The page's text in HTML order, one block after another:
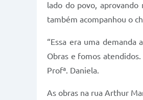
lado do povo, aprovando
também acompanhou o
“Essa era uma
Obras e fomos
Profª. Daniela.
As obras na rua Arthur